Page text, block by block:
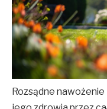
Rozsądne nawożenie